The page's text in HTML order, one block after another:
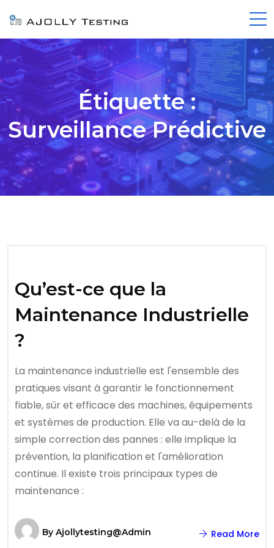
Étiquette :
Surveillance Prédictive
Qu’est-ce que la
Maintenance Industrielle
?
La maintenance industrielle est l'ensemble des
pratiques visant à garantir le fonctionnement
fiable, sûr et efficace des machines, équipements
et systèmes de production. Elle va au-delà de la
simple correction des pannes : elle implique la
prévention, la planification et l'amélioration
continue. Il existe trois principaux types de
maintenance :
By Ajollytesting@admin Read More